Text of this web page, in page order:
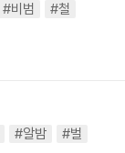
#비범
#철
#알밤
#벌